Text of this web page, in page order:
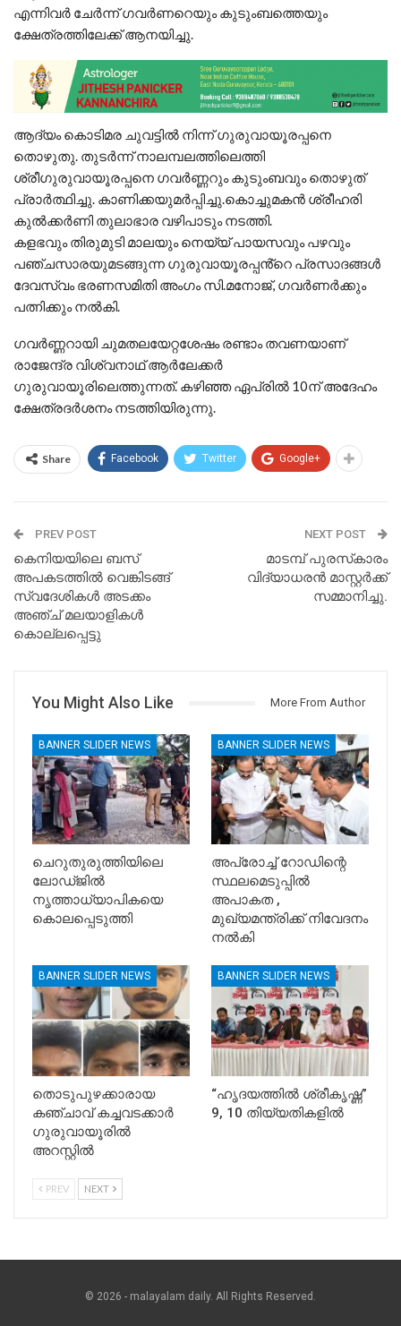
എന്നിവർ ചേർന്ന് ഗവർണറെയും കുടുംബത്തെയും
ക്ഷേത്രത്തിലേക്ക് ആനയിച്ചു.
ആദ്യം കൊടിമര ചുവട്ടിൽ നിന്ന് ഗുരുവായൂരപ്പനെ
തൊഴുതു. തുടർന്ന് നാലമ്പലത്തിലെത്തി
ശ്രീഗുരുവായൂരപ്പനെ ഗവർണ്ണറും കുടുംബവും തൊഴുത്
പ്രാർത്ഥിച്ചു. കാണിക്കയുമർപ്പിച്ചു.കൊച്ചുമകൻ ശ്രീഹരി
കുൽക്കർണി തുലാഭാര വഴിപാടും നടത്തി.
കളഭവും തിരുമുടി മാലയും നെയ്യ് പായസവും പഴവും
പഞ്ചസാരയുമടങ്ങുന്ന ഗുരുവായൂരപ്പൻ്റെ പ്രസാദങ്ങൾ
ദേവസ്വം ഭരണസമിതി അംഗം സി.മനോജ്, ഗവർണർക്കും
പത്നിക്കും നൽകി.
ഗവർണ്ണറായി ചുമതലയേറ്റശേഷം രണ്ടാം തവണയാണ്
രാജേന്ദ്ര വിശ്വനാഥ് ആർലേക്കർ
ഗുരുവായൂരിലെത്തുന്നത്. കഴിഞ്ഞ ഏപ്രിൽ 10ന് അദേഹം
ക്ഷേത്രദർശനം നടത്തിയിരുന്നു.
Share Facebook Twitter Google+
PREV POST
കെനിയയിലെ ബസ്
അപകടത്തിൽ വെങ്കിടങ്ങ്
സ്വദേശികൾ അടക്കം
അഞ്ച് മലയാളികൾ
കൊല്ലപ്പെട്ടു
NEXT POST
മാടമ്പ് പുരസ്‌കാരം
വിദ്യാധരൻ മാസ്റ്റർക്ക്
സമ്മാനിച്ചു.
You Might Also Like More From Author
BANNER SLIDER NEWS
ചെറുതുരുത്തിയിലെ
ലോഡ്ജിൽ
നൃത്താധ്യാപികയെ
കൊലപ്പെടുത്തി
BANNER SLIDER NEWS
അപ്രോച്ച് റോഡിന്റെ
സ്ഥലമെടുപ്പിൽ
അപാകത ,
മുഖ്യമന്ത്രിക്ക് നിവേദനം
നൽകി
BANNER SLIDER NEWS
തൊടുപുഴക്കാരായ
കഞ്ചാവ് കച്ചവടക്കാർ
ഗുരുവായൂരിൽ
അറസ്റ്റിൽ
BANNER SLIDER NEWS
“ഹൃദയത്തിൽ ശ്രീകൃഷ്ണ”
9, 10 തിയ്യതികളിൽ
PREV NEXT
© 2026 - malayalam daily. All Rights Reserved.